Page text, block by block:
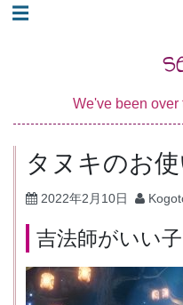
コ☰
We've been over
タヌキのお
2022年2月10日
吉法師がいい